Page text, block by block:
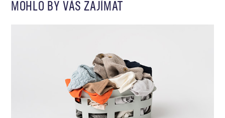
MOHLO BY VÁS ZAJÍMAT